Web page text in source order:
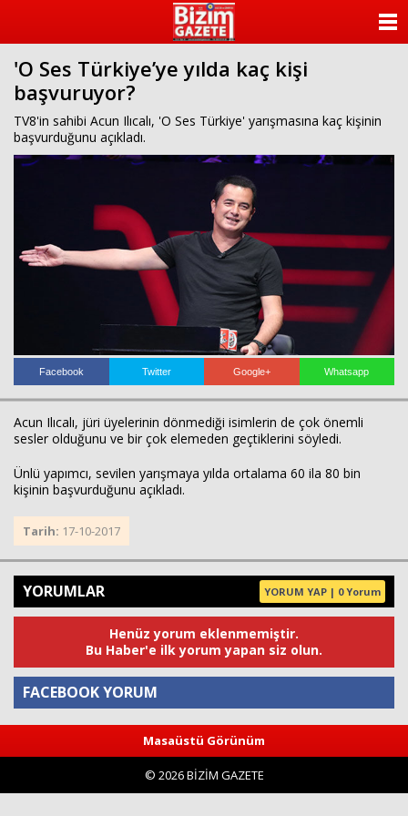
'O Ses Türkiye’ye yılda kaç kişi
başvuruyor?
TV8'in sahibi Acun Ilıcalı, 'O Ses Türkiye' yarışmasına kaç kişinin
başvurduğunu açıkladı.
Facebook Twitter Google+ Whatsapp
Acun Ilıcalı, jüri üyelerinin dönmediği isimlerin de çok önemli
sesler olduğunu ve bir çok elemeden geçtiklerini söyledi.
Ünlü yapımcı, sevilen yarışmaya yılda ortalama 60 ila 80 bin
kişinin başvurduğunu açıkladı.
Tarih: 17-10-2017
YORUMLAR YORUM YAP | 0 Yorum
Henüz yorum eklenmemiştir.
Bu Haber'e ilk yorum yapan siz olun.
FACEBOOK YORUM
Yorum
Masaüstü Görünüm
© 2026 BİZİM GAZETE
KATEGORİLER
ANKETLER
VİDEO GALERİ
KÜNYE
İLETİŞİM
Haberin Doğru Adresi.